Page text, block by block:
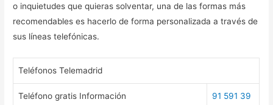
o inquietudes que quieras solventar, una de las formas más
recomendables es hacerlo de forma personalizada a través de
sus líneas telefónicas.
Teléfonos Telemadrid
Teléfono gratis Información
91 591 39